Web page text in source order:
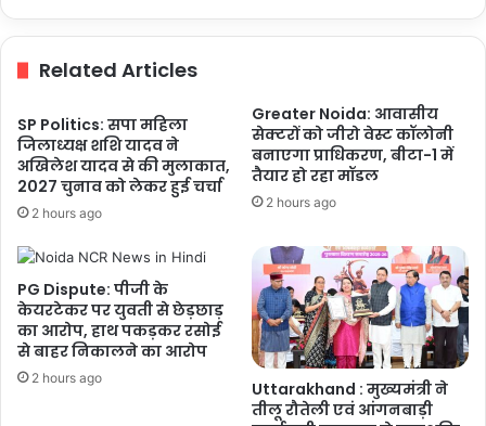
मिला
प्रशिक्षण
Related Articles
SP Politics: सपा महिला
जिलाध्यक्ष शशि यादव ने
अखिलेश यादव से की मुलाकात,
2027 चुनाव को लेकर हुई चर्चा
2 hours ago
Greater Noida: आवासीय
सेक्टरों को जीरो वेस्ट कॉलोनी
बनाएगा प्राधिकरण, बीटा-1 में
तैयार हो रहा मॉडल
2 hours ago
PG Dispute: पीजी के
केयरटेकर पर युवती से छेड़छाड़
का आरोप, हाथ पकड़कर रसोई
से बाहर निकालने का आरोप
2 hours ago
Uttarakhand : मुख्यमंत्री ने
तीलू रौतेली एवं आंगनबाड़ी